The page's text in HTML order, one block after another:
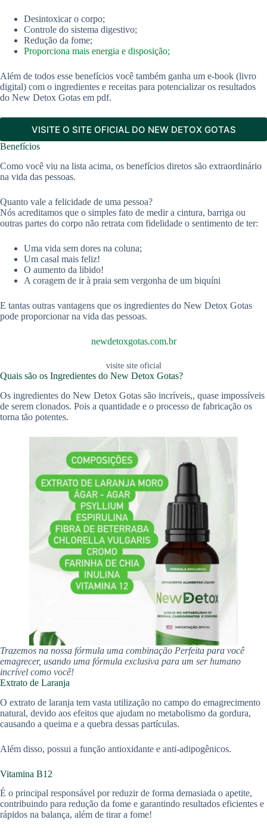
Desintoxicar o corpo;
Controle do sistema digestivo;
Redução da fome;
Proporciona mais energia e disposição;
Além de todos esse benefícios você também ganha um e-book (livro
digital) com o ingredientes e receitas para potencializar os resultados
do New Detox Gotas em pdf.
VISITE O SITE OFICIAL DO NEW DETOX GOTAS
Benefícios
Como você viu na lista acima, os benefícios diretos são extraordinário
na vida das pessoas.
Quanto vale a felicidade de uma pessoa?
Nós acreditamos que o simples fato de medir a cintura, barriga ou
outras partes do corpo não retrata com fidelidade o sentimento de ter:
Uma vida sem dores na coluna;
Um casal mais feliz!
O aumento da libido!
A coragem de ir à praia sem vergonha de um biquíni
E tantas outras vantagens que os ingredientes do New Detox Gotas
pode proporcionar na vida das pessoas.
newdetoxgotas.com.br
visite site oficial
Quais são os Ingredientes do New Detox Gotas?
Os ingredientes do New Detox Gotas são incríveis,, quase impossíveis
de serem clonados. Pois a quantidade e o processo de fabricação os
torna tão potentes.
Trazemos na nossa fórmula uma combinação Perfeita para você
emagrecer, usando uma fórmula exclusiva para um ser humano
incrível como você!
Extrato de Laranja
O extrato de laranja tem vasta utilização no campo do emagrecimento
natural, devido aos efeitos que ajudam no metabolismo da gordura,
causando a queima e a quebra dessas partículas.
Além disso, possui a função antioxidante e anti-adipogênicos.
Vitamina B12
É o principal responsável por reduzir de forma demasiada o apetite,
contribuindo para redução da fome e garantindo resultados eficientes e
rápidos na balança, além de tirar a fome!